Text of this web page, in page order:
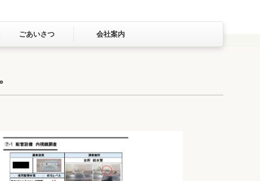
り 屋根・外壁
こちいい暮らしをつくる、価値・性能向上
フォームアクセル
ごあいさつ 会社案内